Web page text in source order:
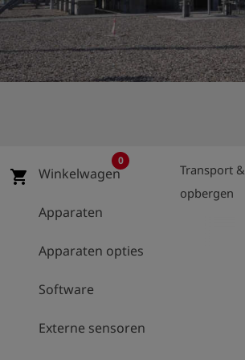
shieldRegistratie
shopping_cart Winkelwagen
0
Apparaten
Apparaten opties
Software
Externe sensoren
Transport &
opbergen